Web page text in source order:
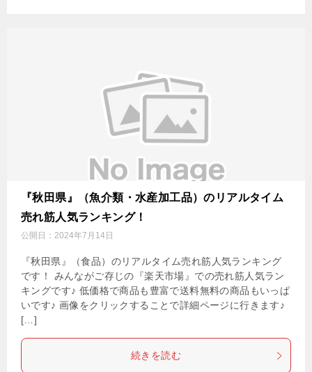
『秋田県』（魚介類・水産加工品）のリアルタイム
売れ筋人気ランキング！
公開日： 2024年7月14日
『秋田県』（食品）のリアルタイム売れ筋人気ランキング
です！ みんながご存じの『楽天市場』での売れ筋人気ラン
キングです♪ 低価格で商品も豊富で送料無料の商品もいっぱ
いです♪ 画像をクリックすることで詳細ページに行きます♪
[…]
続きを読む